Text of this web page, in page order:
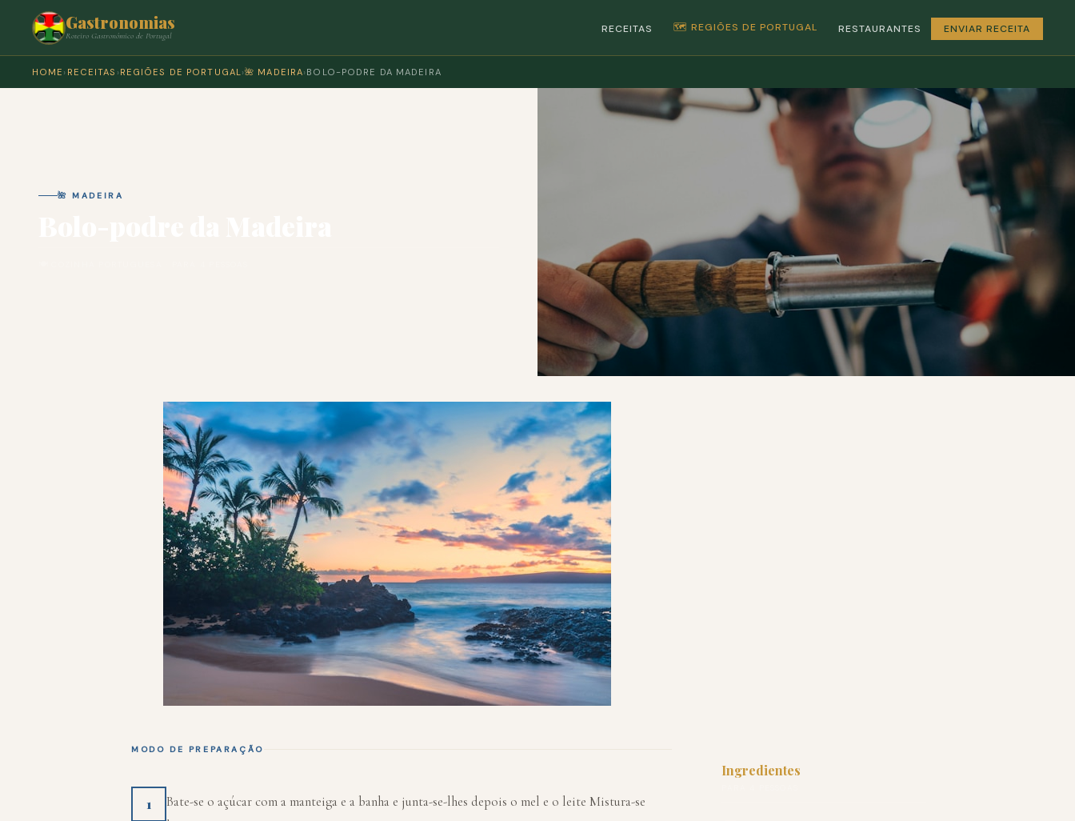
Gastronomias
Roteiro Gastronómico de Portugal
RECEITAS 🗺️ REGIÕES DE PORTUGAL RESTAURANTES ENVIAR RECEITA
HOME › RECEITAS › REGIÕES DE PORTUGAL ›🌺 MADEIRA› BOLO-PODRE DA MADEIRA
🌺 MADEIRA
MODO DE PREPARAÇÃO
1
Bate-se o açúcar com a manteiga e a banha e junta-se-lhes depois o mel e o leite Mistura-se
Ingredientes